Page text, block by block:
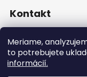
Meriame,
to potrebujete
informácií.
Kontakt
+420 702 114 113
Neness Official SK
neness_czsk/